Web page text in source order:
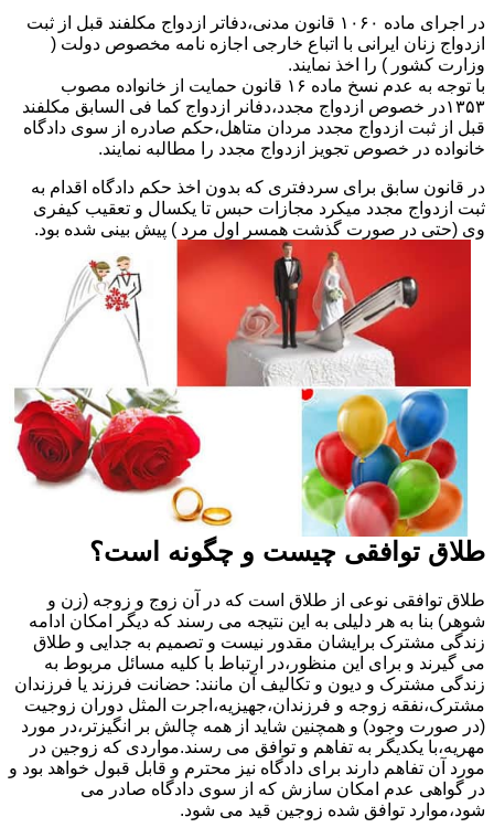
در اجرای ماده ۱۰۶۰ قانون مدنی،دفاتر ازدواج مکلفند قبل از ثبت
ازدواج زنان ایرانی با اتباع خارجی اجازه نامه مخصوص دولت (
وزارت کشور ) را اخذ نمایند.
با توجه به عدم نسخ ماده ۱۶ قانون حمایت از خانواده مصوب
۱۳۵۳در خصوص ازدواج مجدد،دفانر ازدواج کما فی السابق مکلفند
قبل از ثبت ازدواج مجدد مردان متاهل،حکم صادره از سوی دادگاه
خانواده در خصوص تجویز ازدواج مجدد را مطالبه نمایند.
در قانون سابق برای سردفتری که بدون اخذ حکم دادگاه اقدام به
ثبت ازدواج مجدد میکرد مجازات حبس تا یکسال و تعقیب کیفری
وی (حتی در صورت گذشت همسر اول مرد ) پیش بینی شده بود.
طلاق توافقی چیست و چگونه است؟
طلاق توافقی نوعی از طلاق است که در آن زوج و زوجه (زن و
شوهر) بنا به هر دلیلی به این نتیجه می رسند که دیگر امکان ادامه
زندگی مشترک برایشان مقدور نیست و تصمیم به جدایی و طلاق
می گیرند و برای این منظور،در ارتباط با کلیه مسائل مربوط به
زندگی مشترک و دیون و تکالیف آن مانند: حضانت فرزند یا فرزندان
مشترک،نفقه زوجه و فرزندان،جهیزیه،اجرت المثل دوران زوجیت
(در صورت وجود) و همچنین شاید از همه چالش بر انگیزتر،در مورد
مهریه،با یکدیگر به تفاهم و توافق می رسند.مواردی که زوجین در
مورد آن تفاهم دارند برای دادگاه نیز محترم و قابل قبول خواهد بود و
در گواهی عدم امکان سازش که از سوی دادگاه صادر می
شود،موارد توافق شده زوجین قید می شود.